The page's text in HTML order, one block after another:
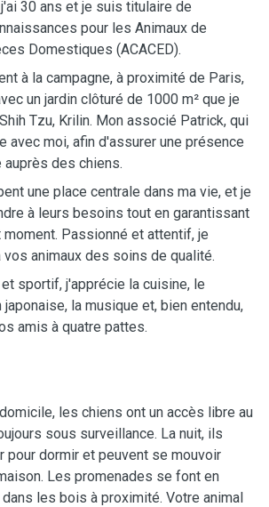
30 ans et je suis titulaire de
pour les Animaux de
Domestiques (ACACED).
à la campagne, à proximité de Paris,
un jardin clôturé de 1000 m² que je
Tzu, Krilin. Mon associé Patrick, qui
avec moi, afin d'assurer une présence
auprès des chiens.
une place centrale dans ma vie, et je
à leurs besoins tout en garantissant
Passionné et attentif, je
animaux des soins de qualité.
sportif, j'apprécie la cuisine, le
japonaise, la musique et, bien entendu,
amis à quatre pattes.
les chiens ont un accès libre au
sous surveillance. La nuit, ils
pour dormir et peuvent se mouvoir
Les promenades se font en
les bois à proximité. Votre animal